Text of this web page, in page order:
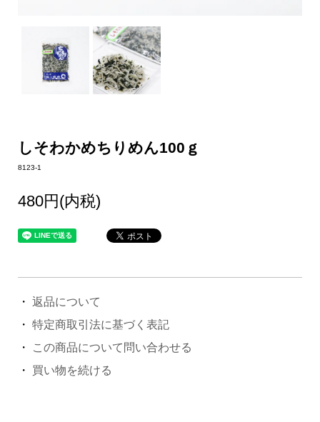
しそわかめちりめん100ｇ
8123-1
480円(内税)
返品について
特定商取引法に基づく表記
この商品について問い合わせる
買い物を続ける